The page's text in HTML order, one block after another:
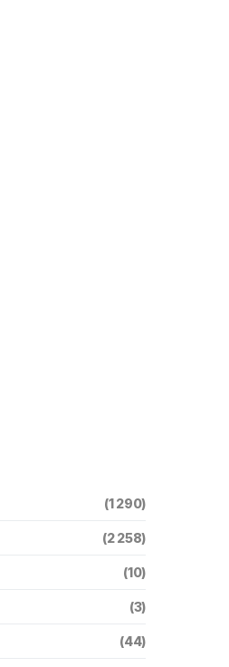
(1 290)
(2 258)
(10)
(3)
(44)